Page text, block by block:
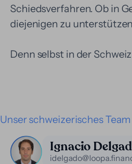
Schiedsverfahren. Ob in
diejenigen zu
Denn selbst in der
Unser schweizerisches Team
Ignacio